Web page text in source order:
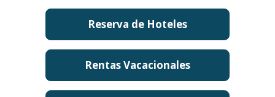
Reserva de Hoteles
Rentas Vacacionales